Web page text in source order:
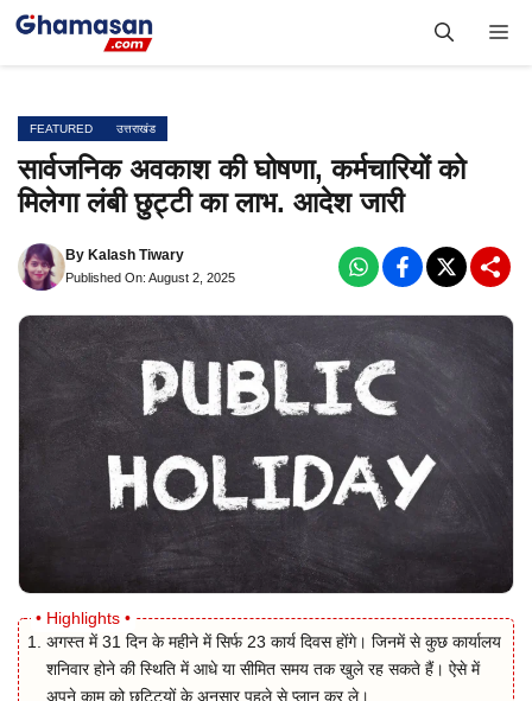
Skip
FEATURED उत्तराखंड
सार्वजनिक अवकाश की घोषणा, कर्मचारियों को
मिलेगा लंबी छुट्टी का लाभ. आदेश जारी
By Kalash Tiwary
Published On: August 2, 2025
अगस्त में 31 दिन के महीने में सिर्फ 23 कार्य दिवस होंगे। जिनमें से कुछ कार्यालय
शनिवार होने की स्थिति में आधे या सीमित समय तक खुले रह सकते हैं। ऐसे में
अपने काम को छुट्टियों के अनुसार पहले से प्लान कर ले।